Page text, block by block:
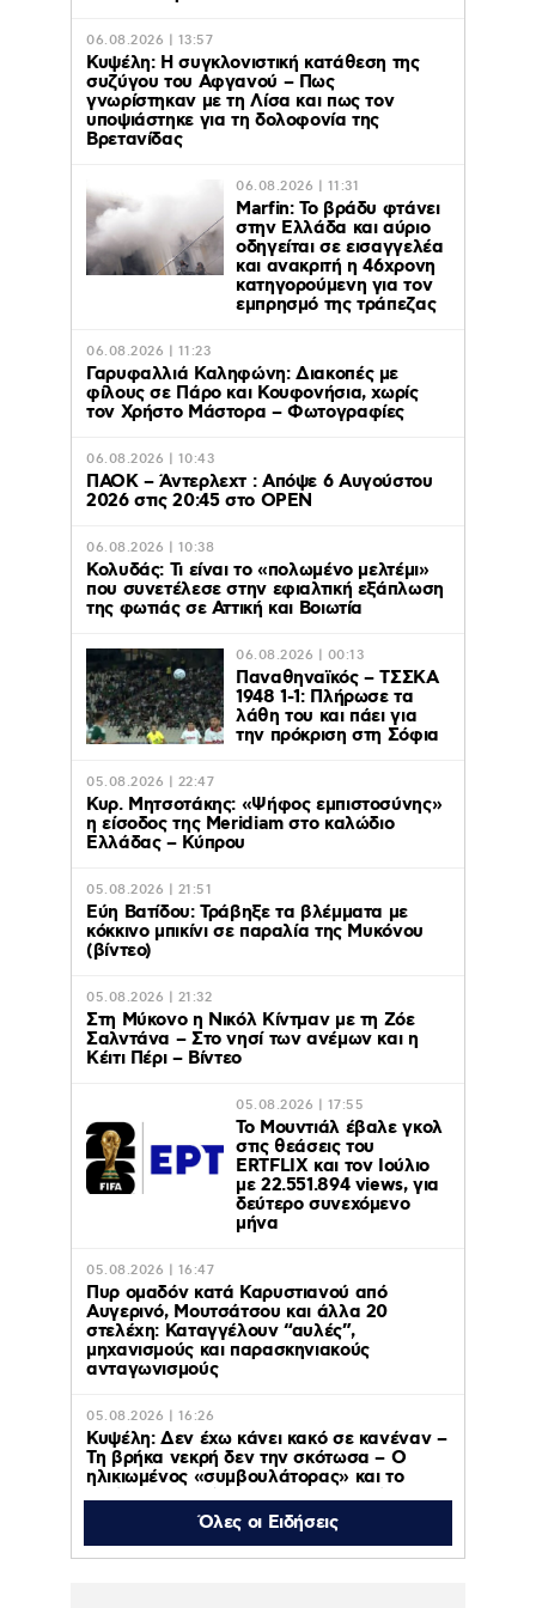
06.08.2026 | 13:57
Κυψέλη: Η συγκλονιστική κατάθεση της
συζύγου του Αφγανού – Πως
γνωρίστηκαν με τη Λίσα και πως τον
υποψιάστηκε για τη δολοφονία της
Βρετανίδας
06.08.2026 | 11:31
Marfin: Το βράδυ φτάνει
στην Ελλάδα και αύριο
οδηγείται σε εισαγγελέα
και ανακριτή η 46χρονη
κατηγορούμενη για τον
εμπρησμό της τράπεζας
06.08.2026 | 11:23
Γαρυφαλλιά Καληφώνη: Διακοπές με
φίλους σε Πάρο και Κουφονήσια, χωρίς
τον Χρήστο Μάστορα – Φωτογραφίες
06.08.2026 | 10:43
ΠΑΟΚ – Άντερλεχτ : Απόψε 6 Αυγούστου
2026 στις 20:45 στο ΟΡΕΝ
06.08.2026 | 10:38
Κολυδάς: Τι είναι το «πολωμένο μελτέμι»
που συνετέλεσε στην εφιαλτική εξάπλωση
της φωτιάς σε Αττική και Βοιωτία
06.08.2026 | 00:13
Παναθηναϊκός – ΤΣΣΚΑ
1948 1-1: Πλήρωσε τα
λάθη του και πάει για
την πρόκριση στη Σόφια
05.08.2026 | 22:47
Κυρ. Μητσοτάκης: «Ψήφος εμπιστοσύνης»
η είσοδος της Meridiam στο καλώδιο
Ελλάδας – Κύπρου
05.08.2026 | 21:51
Εύη Βατίδου: Τράβηξε τα βλέμματα με
κόκκινο μπικίνι σε παραλία της Μυκόνου
(βίντεο)
05.08.2026 | 21:32
Στη Μύκονο η Νικόλ Κίντμαν με τη Ζόε
Σαλντάνα – Στο νησί των ανέμων και η
Κέιτι Πέρι – Βίντεο
05.08.2026 | 17:55
Το Μουντιάλ έβαλε γκολ
στις θεάσεις του
ERTFLIX και τον Ιούλιο
με 22.551.894 views, για
δεύτερο συνεχόμενο
μήνα
05.08.2026 | 16:47
Πυρ ομαδόν κατά Καρυστιανού από
Αυγερινό, Μουτσάτσου και άλλα 20
στελέχη: Καταγγέλουν “αυλές”,
μηχανισμούς και παρασκηνιακούς
ανταγωνισμούς
05.08.2026 | 16:26
Κυψέλη: Δεν έχω κάνει κακό σε κανέναν –
Τη βρήκα νεκρή δεν την σκότωσα – Ο
ηλικιωμένος «συμβουλάτορας» και το
ταξίδι στην Αράχωβα – Όσα ισχυρίστηκε ο
26χρονος για τη δολοφονία της
Όλες οι Ειδήσεις